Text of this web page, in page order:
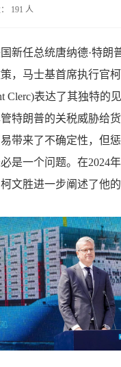
191 人
新任总统唐纳德·特朗
，马士基首席执行官
Clerc)表达了其独特的
特朗普的关税威胁给
带来了不确定性，但
是一个问题。在2024
文胜进一步阐述了他的